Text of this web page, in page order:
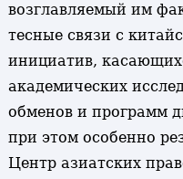
возглавляемый им
тесные связи с
инициатив,
академических
обменов и программ
при этом особенно
Центр азиатских